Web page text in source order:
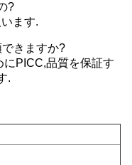
?
ます.
きますか?
PICC,品質を保証す
.